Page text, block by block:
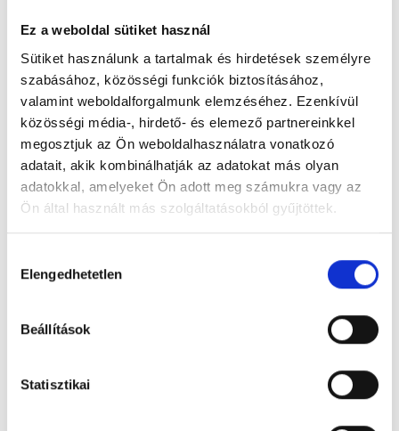
Ez a weboldal sütiket használ
Sütiket használunk a tartalmak és hirdetések személyre
szabásához, közösségi funkciók biztosításához,
valamint weboldalforgalmunk elemzéséhez. Ezenkívül
közösségi média-, hirdető- és elemező partnereinkkel
megosztjuk az Ön weboldalhasználatra vonatkozó
adatait, akik kombinálhatják az adatokat más olyan
adatokkal, amelyeket Ön adott meg számukra vagy az
Ön által használt más szolgáltatásokból gyűjtöttek.
kiválasztása
Elengedhetetlen
Beállítások
Statisztikai